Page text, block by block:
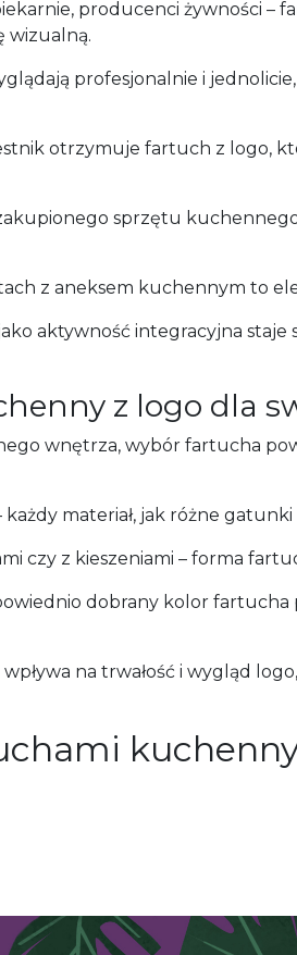
producenci żywności
wizualną.
profesjonalnie i
otrzymuje fartuch z logo,
sprzętu
z aneksem kuchennym to
aktywność integracyjna staje
z logo dla
wnętrza, wybór fartucha
materiał, jak różne
czy z kieszeniami – forma
dobrany kolor
na trwałość i wygląd